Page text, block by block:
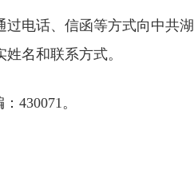
电话、信函等方式向中共
名和联系方式。
430071。